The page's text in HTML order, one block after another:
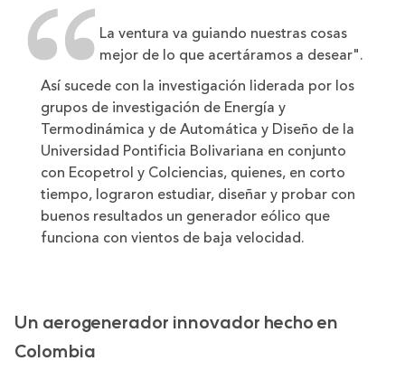
La ventura va guiando nuestras cosas
mejor de lo que acertáramos a desear".
Así sucede con la investigación liderada por los
grupos de investigación de Energía y
Termodinámica y de Automática y Diseño de la
Universidad Pontificia Bolivariana en conjunto
con Ecopetrol y Colciencias, quienes, en corto
tiempo, lograron estudiar, diseñar y probar con
buenos resultados un generador eólico que
funciona con vientos de baja velocidad.
Un aerogenerador innovador hecho en
Colombia